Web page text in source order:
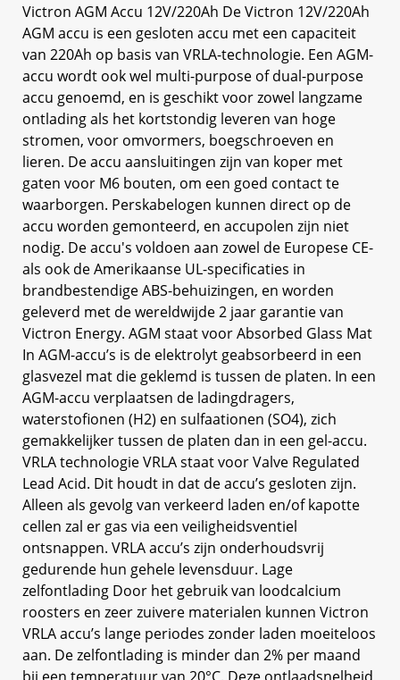
Victron AGM Accu 12V/220Ah De Victron 12V/220Ah
AGM accu is een gesloten accu met een capaciteit
van 220Ah op basis van VRLA-technologie. Een AGM-
accu wordt ook wel multi-purpose of dual-purpose
accu genoemd, en is geschikt voor zowel langzame
ontlading als het kortstondig leveren van hoge
stromen, voor omvormers, boegschroeven en
lieren. De accu aansluitingen zijn van koper met
gaten voor M6 bouten, om een goed contact te
waarborgen. Perskabelogen kunnen direct op de
accu worden gemonteerd, en accupolen zijn niet
nodig. De accu's voldoen aan zowel de Europese CE-
als ook de Amerikaanse UL-specificaties in
brandbestendige ABS-behuizingen, en worden
geleverd met de wereldwijde 2 jaar garantie van
Victron Energy. AGM staat voor Absorbed Glass Mat
In AGM-accu’s is de elektrolyt geabsorbeerd in een
glasvezel mat die geklemd is tussen de platen. In een
AGM-accu verplaatsen de ladingdragers,
waterstofionen (H2) en sulfaationen (SO4), zich
gemakkelijker tussen de platen dan in een gel-accu.
VRLA technologie VRLA staat voor Valve Regulated
Lead Acid. Dit houdt in dat de accu’s gesloten zijn.
Alleen als gevolg van verkeerd laden en/of kapotte
cellen zal er gas via een veiligheidsventiel
ontsnappen. VRLA accu’s zijn onderhoudsvrij
gedurende hun gehele levensduur. Lage
zelfontlading Door het gebruik van loodcalcium
roosters en zeer zuivere materialen kunnen Victron
VRLA accu’s lange periodes zonder laden moeiteloos
aan. De zelfontlading is minder dan 2% per maand